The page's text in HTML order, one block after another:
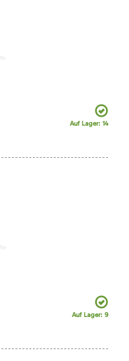
Auf Lager: 14
Auf Lager: 9